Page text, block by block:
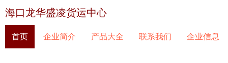
海口龙华盛凌货运中心
首页 企业简介 产品大全 联系我们 企业信息